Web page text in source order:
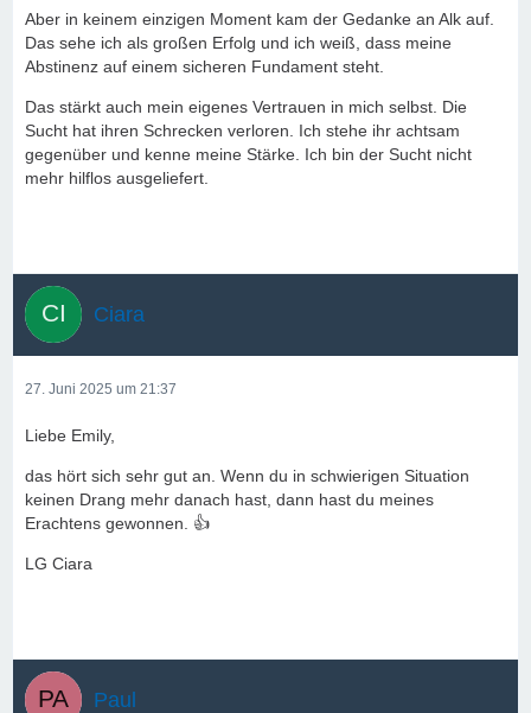
Aber in keinem einzigen Moment kam der Gedanke an Alk auf.
Das sehe ich als großen Erfolg und ich weiß, dass meine
Abstinenz auf einem sicheren Fundament steht.
Das stärkt auch mein eigenes Vertrauen in mich selbst. Die
Sucht hat ihren Schrecken verloren. Ich stehe ihr achtsam
gegenüber und kenne meine Stärke. Ich bin der Sucht nicht
mehr hilflos ausgeliefert.
Ciara
27. Juni 2025 um 21:37
Liebe Emily,
das hört sich sehr gut an. Wenn du in schwierigen Situation
keinen Drang mehr danach hast, dann hast du meines
Erachtens gewonnen. 👍
LG Ciara
Paul